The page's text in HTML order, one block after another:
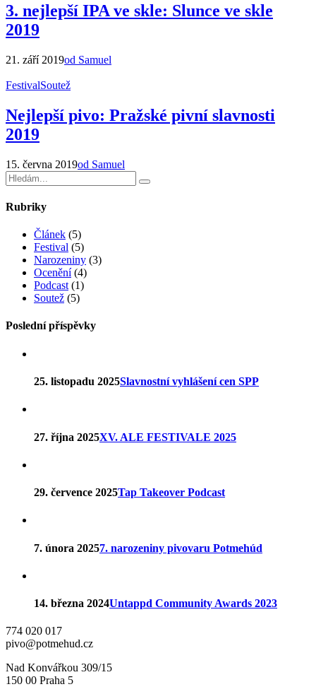
3. nejlepší IPA ve skle: Slunce ve skle
2019
21. září 2019od Samuel
FestivalSoutež
Nejlepší pivo: Pražské pivní slavnosti
2019
15. června 2019od Samuel
Rubriky
Článek (5)
Festival (5)
Narozeniny (3)
Ocenění(4)
Podcast (1)
Soutež (5)
Poslední příspěvky
25. listopadu 2025Slavnostní vyhlášení cen SPP
27. října 2025XV. ALE FESTIVALE 2025
29. července 2025Tap Takeover Podcast
7. února 20257. narozeniny pivovaru Potmehúd
14. března 2024Untappd Community Awards 2023
774 020 017
pivo@potmehud.cz
Nad Konvářkou 309/15
150 00 Praha 5